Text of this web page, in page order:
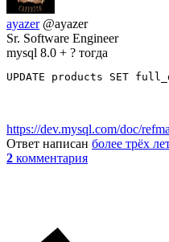
ayazer @ayazer
Sr. Software Engineer
mysql 8.0 + ? тогда
UPDATE products SET
https://dev.mysql.com/doc/
Ответ написан более трёх
2 комментария